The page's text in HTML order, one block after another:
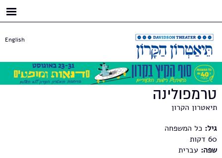
English
טרמפולינה
תיאטרון הקרון
גיל: כל המשפחה
60
שפה: עברית